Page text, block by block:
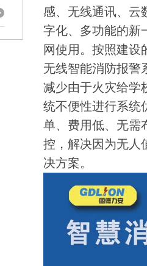
感、无线通讯、云
字化、多功能的新
网使用。按照建设
无线智能消防报警
减少由于火灾给学
统不便性进行系统
单、费用低、无需
控，解决因为无人
决方案。